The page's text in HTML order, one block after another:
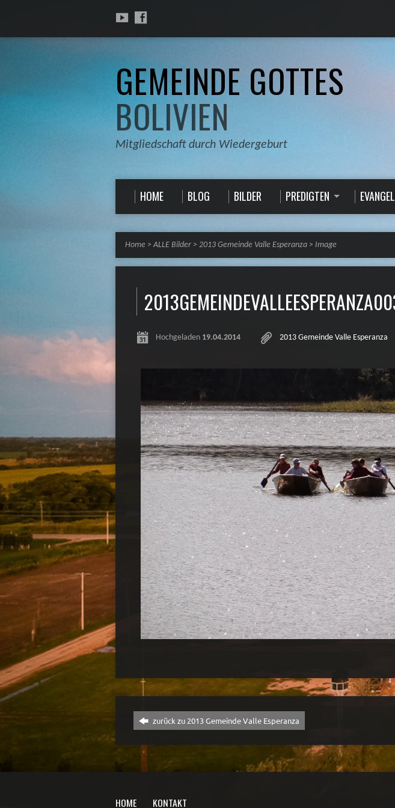
GEMEINDE GOTTES
BOLIVIEN
Mitgliedschaft durch Wiedergeburt
HOME BLOG BILDER PREDIGTEN
Home > ALLE Bilder > 2013 Gemeinde Valle Esperanza > Image
Hochgeladen 19.04.2014 2013 Gemeinde Valle Esperanza
zurück zu 2013 Gemeinde Valle Esperanza
HOME KONTAKT